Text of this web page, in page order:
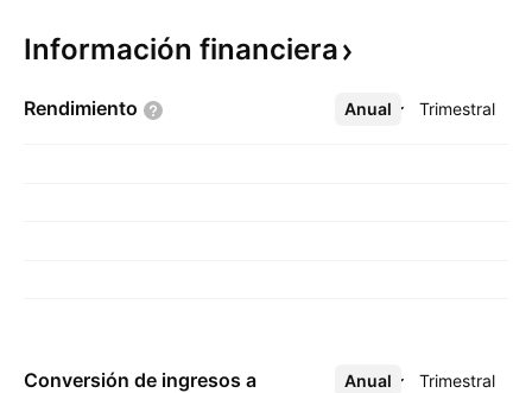
Información financiera
Rendimiento Anual Trimestral
Más
Conversión de ingresos a
Anual Trimestral
Más